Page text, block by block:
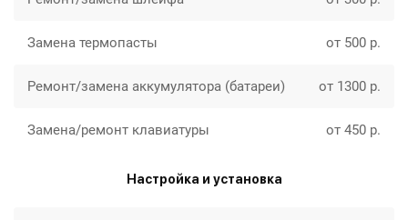
Замена термопасты от 500 р.
Ремонт/замена аккумулятора (батареи) от 1300 р.
Замена/ремонт клавиатуры от 450 р.
Настройка и установка